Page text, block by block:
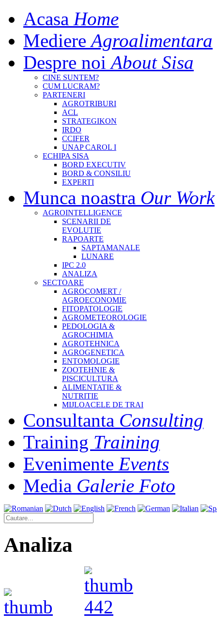
Acasa Home
MediereAgroalimentara
Despre noiAbout Sisa
CINE SUNTEM?
CUM LUCRAM?
PARTENERI
AGROTRIBURI
ACL
STRATEGIKON
IRDO
CCIFER
UNAP CAROL I
ECHIPA SISA
BORD EXECUTIV
BORD & CONSILIU
EXPERTI
Munca noastra Our Work
AGROINTELLIGENCE
SCENARII DE
EVOLUTIE
RAPOARTE
SAPTAMANALE
LUNARE
IPC 2.0
ANALIZA
SECTOARE
AGROCOMERT /
AGROECONOMIE
FITOPATOLOGIE
AGROMETEOROLOGIE
PEDOLOGIA &
AGROCHIMIA
AGROTEHNICA
AGROGENETICA
ENTOMOLOGIE
ZOOTEHNIE &
PISCICULTURA
ALIMENTATIE &
NUTRITIE
MIJLOACELE DE TRAI
Consultanta Consulting
Training Training
Evenimente Events
Media Galerie Foto
Analiza